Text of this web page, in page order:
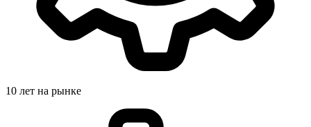
10 лет на рынке